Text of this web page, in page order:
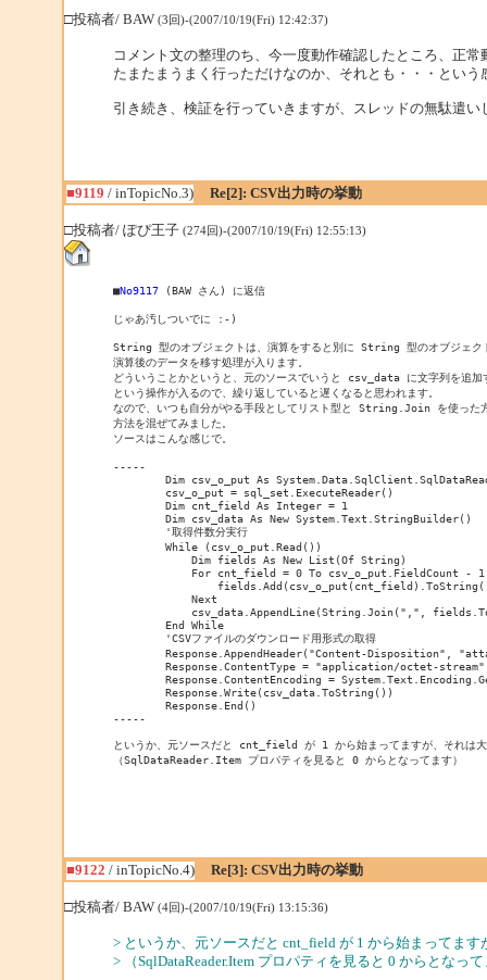
□投稿者/ BAW (3回)-(2007/10/19(Fri) 12:42:37)
コメント文の整理のち、今一度動作確認したところ、正
たまたまうまく行っただけなのか、それとも・・・という
引き続き、検証を行っていきますが、スレッドの無駄遣
■9119 / inTopicNo.3) Re[2]: CSV出力時の挙動
□投稿者/ ぽぴ王子 (274回)-(2007/10/19(Fri) 12:55:13)
■No9117 (BAW さん) に返信
じゃあ汚しついでに :-)
String 型のオブジェクトは、演算をすると別に String 型のオブジェク
演算後のデータを移す処理が入ります。
どういうことかというと、元のソースでいうと csv_data に文字列を追加
という操作が入るので、繰り返していると遅くなると思われます。
なので、いつも自分がやる手段としてリスト型と String.Join を使
方法を混ぜてみました。
ソースはこんな感じで。
-----
Dim csv_o_put As
        csv_o_put = sql_set.ExecuteReader()
        Dim cnt_field As Integer = 1
        Dim csv_data As New System.Text.StringBuilder()
        '取得件数分実行
        While (csv_o_put.Read())
            Dim fields As New List(Of String)
            For cnt_field = 0 To csv_o_put.FieldCount - 1
            Next
csv_data.AppendLine(String.Join(",",
        End While
        'CSVファイルのダウンロード用形式の取得
Response.AppendHeader("Content-Disposition",
        Response.ContentType = "application/octet-stream"
Response.ContentEncoding =
        Response.Write(csv_data.ToString())
        Response.End()
-----
というか、元ソースだと cnt_field が 1 から始まってますが、それは大
（SqlDataReader.Item プロパティを見ると 0 からとなってます）
■9122 / inTopicNo.4) Re[3]: CSV出力時の挙動
□投稿者/ BAW (4回)-(2007/10/19(Fri) 13:15:36)
> というか、元ソースだと cnt_field が 1 から始まってま
> （SqlDataReader.Item プロパティを見ると 0 からとなっ